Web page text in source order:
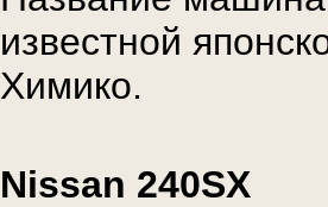
известной
Химико.
Nissan 240SX